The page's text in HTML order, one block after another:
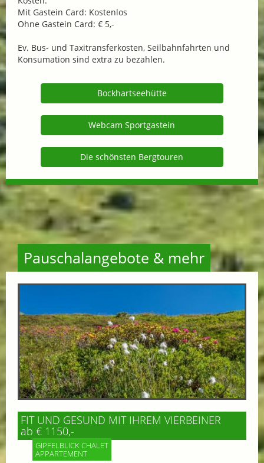
Mit Gastein Card: Kostenlos
Ohne Gastein Card: € 5,-
Ev. Bus- und Taxitransferkosten, Seilbahnfahrten und
Konsumation sind extra zu bezahlen.
Bockhartseehütte
Webcam Sportgastein
Die schönsten Bergtouren
Pauschalangebote & mehr
FIT UND GESUND MIT IHREM VIERBEINER
ab € 1150,-
GIPFELBLICK CHALET
APPARTEMENT